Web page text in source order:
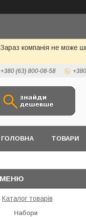
Зараз компанія не може
+380 (63) 800-08-58
ГОЛОВНА ТОВАРИ
Каталог товарів
Набори